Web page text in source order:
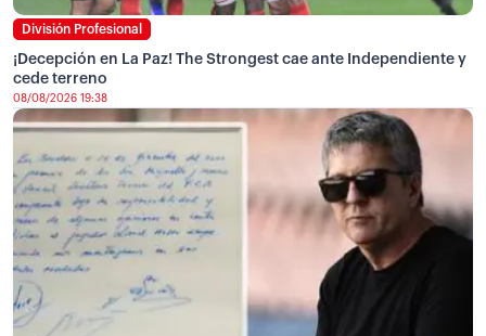
División Profesional
¡Decepción en La Paz! The Strongest cae ante Independiente y
cede terreno
08/08/2026 19:38